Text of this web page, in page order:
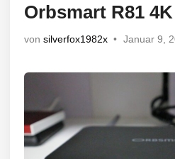
Orbsmart R81
von silverfox1982x • Januar 9,